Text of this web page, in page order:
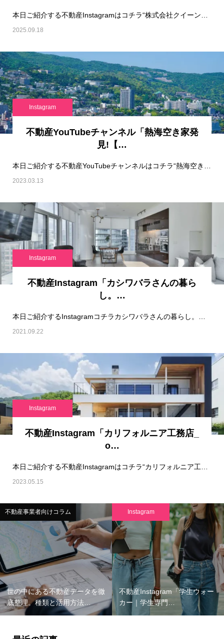
2025.09.18
Instagram
不動産YouTubeチャンネル「熱海空き家発
見!【…
2023.03.13
Instagram
不動産Instagram「カシワバラさんの暮ら
し。…
2021.09.22
Instagram
不動産Instagram「カリフォルニア工務店_
o…
本日ご紹介する不動産Instagramはコチラ“カリフォルニア工務店_official “…
2023.05.15
向けコラム
る不動産データを徹
類と活用方法…
不動産Instagram「学生ウォー
カー｜学生専門…
調査
≪2026
Market